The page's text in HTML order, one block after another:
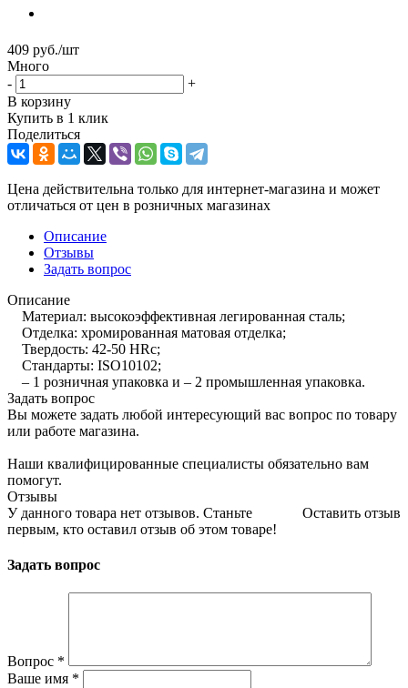
409 руб./шт
Много
-
+
В корзину
Купить в 1 клик
Поделиться
Цена действительна только для интернет-магазина и может
отличаться от цен в розничных магазинах
Описание
Отзывы
Задать вопрос
Описание
Материал: высокоэффективная легированная сталь;
Отделка: хромированная матовая отделка;
Твердость: 42-50 HRc;
Стандарты: ISO10102;
– 1 розничная упаковка и – 2 промышленная упаковка.
Задать вопрос
Вы можете задать любой интересующий вас вопрос по товару
или работе магазина.
Наши квалифицированные специалисты обязательно вам
помогут.
Отзывы
Оставить отзыв
У данного товара нет отзывов. Станьте
первым, кто оставил отзыв об этом товаре!
Задать вопрос
Вопрос *
Ваше имя *